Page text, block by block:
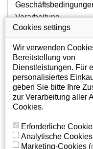
WIE KÖNNEN
WELCHES
NOTEBOOK
BRAUCHEN?
Verarbeitung
personenbezogener
Daten
Über uns - Impressum
Mein Konto
Mein Konto
Persönliche Daten
Addressen
Cookies settings
Wir verwenden
Bereitstellung von
Dienstleistungen. Für
personalisiertes
geben Sie bitte Ihre
zur Verarbeitung aller
Cookies.
Erforderliche
Analytische Cookies
Marketing-Cookies (